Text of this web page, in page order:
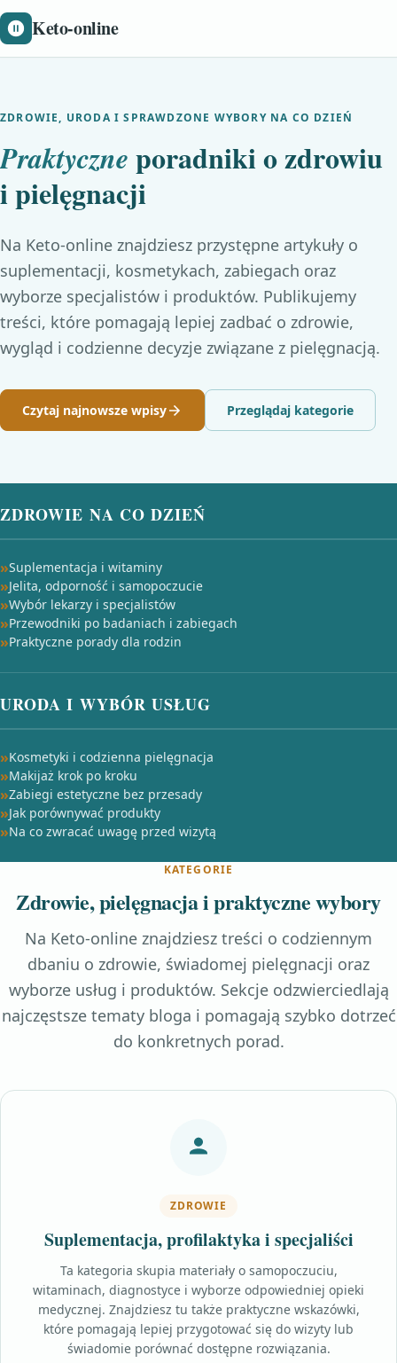
Keto-online
ZDROWIE, URODA I SPRAWDZONE WYBORY NA CO DZIEŃ
Praktyczne poradniki o zdrowiu
i pielęgnacji
Na Keto-online znajdziesz przystępne artykuły o
suplementacji, kosmetykach, zabiegach oraz
wyborze specjalistów i produktów. Publikujemy
treści, które pomagają lepiej zadbać o zdrowie,
wygląd i codzienne decyzje związane z pielęgnacją.
Czytaj najnowsze wpisy Przeglądaj kategorie
ZDROWIE NA CO DZIEŃ
Suplementacja i witaminy
Jelita, odporność i samopoczucie
Wybór lekarzy i specjalistów
Przewodniki po badaniach i zabiegach
Praktyczne porady dla rodzin
URODA I WYBÓR USŁUG
Kosmetyki i codzienna pielęgnacja
Makijaż krok po kroku
Zabiegi estetyczne bez przesady
Jak porównywać produkty
Na co zwracać uwagę przed wizytą
KATEGORIE
Zdrowie, pielęgnacja i praktyczne wybory
Na Keto-online znajdziesz treści o codziennym
dbaniu o zdrowie, świadomej pielęgnacji oraz
wyborze usług i produktów. Sekcje odzwierciedlają
najczęstsze tematy bloga i pomagają szybko dotrzeć
do konkretnych porad.
ZDROWIE
Suplementacja, profilaktyka i specjaliści
Ta kategoria skupia materiały o samopoczuciu,
witaminach, diagnostyce i wyborze odpowiedniej opieki
medycznej. Znajdziesz tu także praktyczne wskazówki,
które pomagają lepiej przygotować się do wizyty lub
świadomie porównać dostępne rozwiązania.